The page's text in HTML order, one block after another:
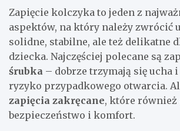
Zapięcie kolczyka to jeden z
aspektów, na który należy zwrócić
solidne, stabilne, ale też delikatne
dziecka. Najczęściej polecane są
śrubka – dobrze trzymają się ucha
ryzyko przypadkowego otwarcia.
zapięcia zakręcane, które również
bezpieczeństwo i komfort.